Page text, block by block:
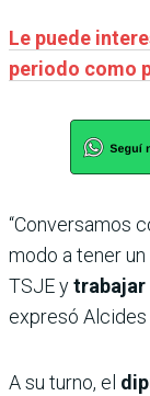
Le puede
periodo como
“Conversamos
modo a tener un
TSJE ytrabajar
expresó Alcides
A su turno, el